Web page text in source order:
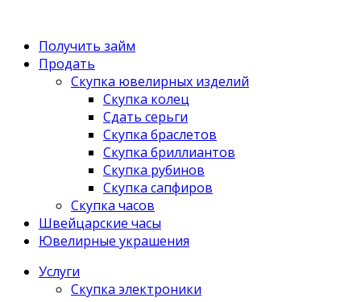
Получить займ
Продать
Скупка ювелирных изделий
Скупка колец
Сдать серьги
Скупка браслетов
Скупка бриллиантов
Скупка рубинов
Скупка сапфиров
Скупка часов
Швейцарские часы
Ювелирные украшения
Услуги
Скупка электроники